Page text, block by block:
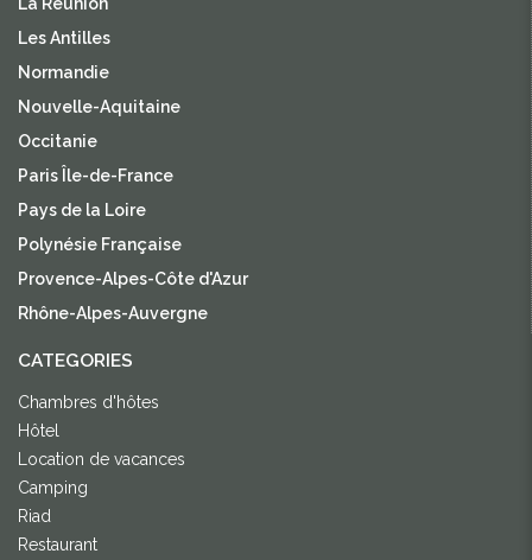
La Réunion
Les Antilles
Normandie
Nouvelle-Aquitaine
Occitanie
Paris Île-de-France
Pays de la Loire
Polynésie Française
Provence-Alpes-Côte d'Azur
Rhône-Alpes-Auvergne
CATEGORIES
Chambres d'hôtes
Hôtel
Location de vacances
Camping
Riad
Restaurant